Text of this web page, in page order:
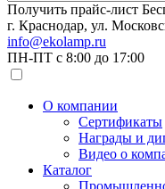
Получить прайс-лист
г. Краснодар, ул.
info@ekolamp.ru
ПН-ПТ с 8:00 до 17:00
О компании
Сертификаты
Награды и
Видео о
Каталог